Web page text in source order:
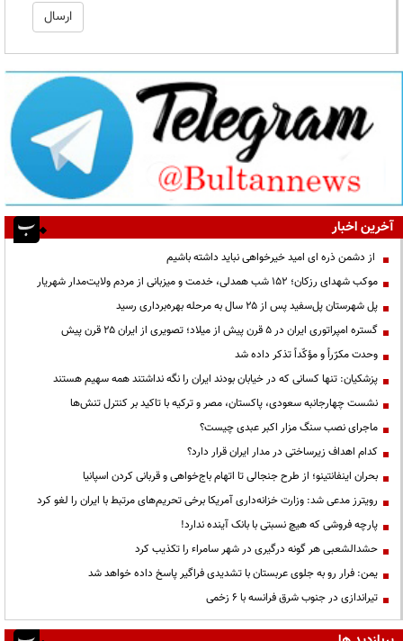
آخرین اخبار
از دشمن ذره ای امید خیرخواهی نباید داشته باشیم
موکب شهدای رزکان؛ ۱۵۲ شب همدلی، خدمت و میزبانی از مردم ولایت‌مدار شهریار
پل شهرستان پل‌سفید پس از ۲۵ سال به مرحله بهره‌برداری رسید
گستره امپراتوری ایران در ۵ قرن پیش از میلاد؛ تصویری از ایران ۲۵ قرن پیش
وحدت مکرّراً و مؤکّداً تذکر داده شد
پزشکیان: تنها کسانی که در خیابان بودند ایران را نگه نداشتند همه سهیم هستند
نشست چهارجانبه سعودی، پاکستان، مصر و ترکیه با تاکید بر کنترل تنش‌ها
ماجرای نصب سنگ مزار اکبر عبدی چیست؟
کدام اهداف زیرساختی در مدار ایران قرار دارد؟
بحران اینفانتینو؛ از طرح جنجالی تا اتهام باج‌خواهی و قربانی کردن اسپانیا
رویترز مدعی شد: وزارت خزانه‌داری آمریکا برخی تحریم‌های مرتبط با ایران را لغو کرد
پارچه فروشی که هیچ نسبتی با بانک آینده ندارد!
حشدالشعبی هر گونه درگیری در شهر سامراء را تکذیب کرد
یمن: فرار رو به جلوی عربستان با تشدیدی فراگیر پاسخ داده خواهد شد
تیراندازی در جنوب شرق فرانسه با ۶ زخمی